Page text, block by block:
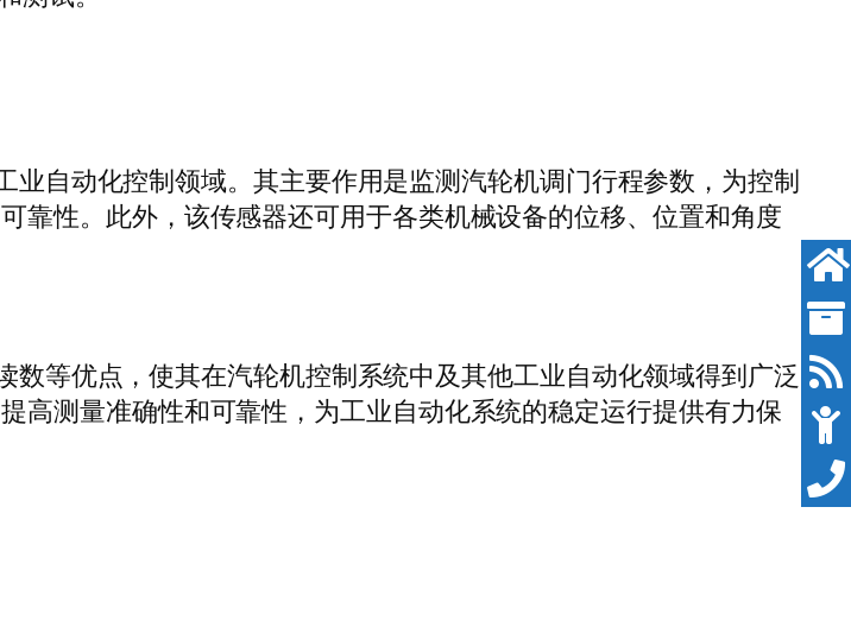
自动化控制领域。其主要作用是监测汽轮机调门行程参数，为控制
靠性。此外，该传感器还可用于各类机械设备的位移、位置和角度
等优点，使其在汽轮机控制系统中及其他工业自动化领域得到广泛
高测量准确性和可靠性，为工业自动化系统的稳定运行提供有力保